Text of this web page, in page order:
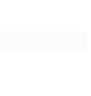
z 5 hvězdiček.